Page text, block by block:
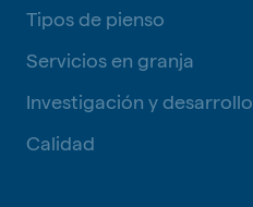
Tipos de pienso
Servicios en granja
Investigación y desarrollo
Calidad